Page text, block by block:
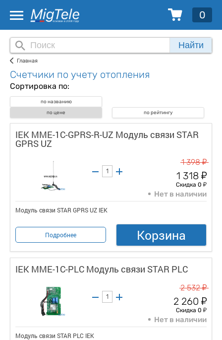
0
Найти
Главная
Счетчики по учету отопления
Сортировка по:
по названию
по цене
по рейтингу
IEK MME-1C-GPRS-R-UZ Модуль связи STAR
GPRS UZ
1 398у
1 318 у
Скидка 0 у
Нет в наличии
Модуль связи STAR GPRS UZ IEK
Подробнее Корзина
IEK MME-1C-PLC Модуль связи STAR PLC
2 532у
2 260 у
Скидка 0 у
Нет в наличии
Модуль связи STAR PLC IEK